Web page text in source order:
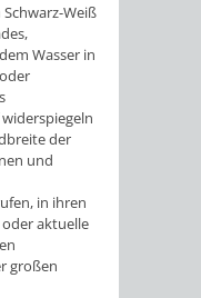
Weiß
Wasser in
der
und
in ihren
aktuelle
großen